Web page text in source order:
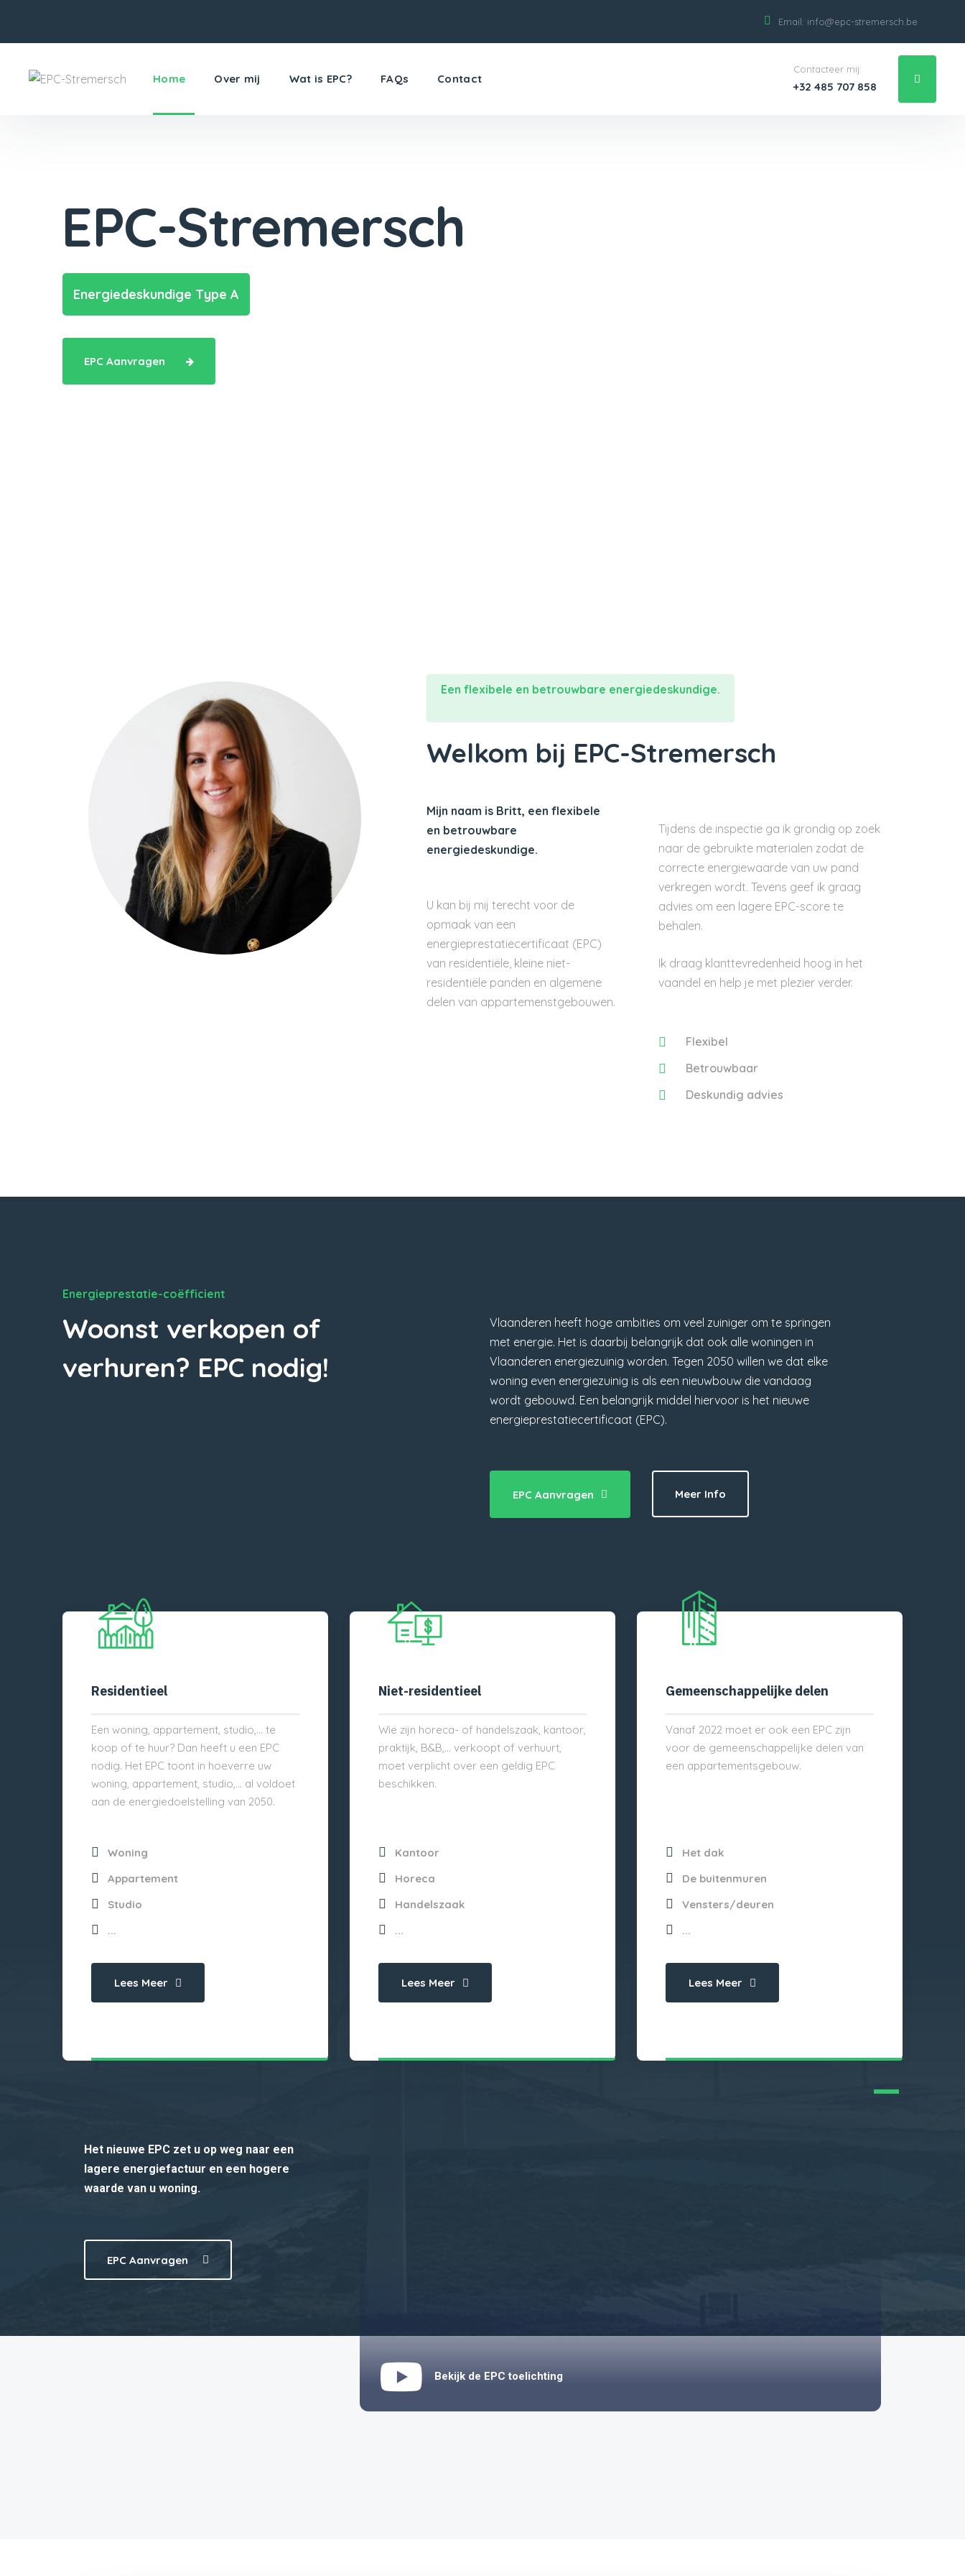
Email: info@epc-stremersch.be
Home Over mij Wat is EPC? FAQs Contact
Contacteer mij:
+32 485 707 858
EPC-Stremersch
Energiedeskundige Type A
EPC Aanvragen
Een flexibele en betrouwbare energiedeskundige.
Welkom bij EPC-Stremersch
Mijn naam is Britt, een flexibele
en betrouwbare
energiedeskundige.
U kan bij mij terecht voor de
opmaak van een
energieprestatiecertificaat (EPC)
van residentiële, kleine niet-
residentiële panden en algemene
delen van appartemenstgebouwen.
Tijdens de inspectie ga ik grondig op zoek
naar de gebruikte materialen zodat de
correcte energiewaarde van uw pand
verkregen wordt. Tevens geef ik graag
advies om een lagere EPC-score te
behalen.
Ik draag klanttevredenheid hoog in het
vaandel en help je met plezier verder.
Flexibel
Betrouwbaar
Deskundig advies
Energieprestatie-coëfficient
Woonst verkopen of
verhuren? EPC nodig!
Vlaanderen heeft hoge ambities om veel zuiniger om te springen
met energie. Het is daarbij belangrijk dat ook alle woningen in
Vlaanderen energiezuinig worden. Tegen 2050 willen we dat elke
woning even energiezuinig is als een nieuwbouw die vandaag
wordt gebouwd. Een belangrijk middel hiervoor is het nieuwe
energieprestatiecertificaat (EPC).
EPC Aanvragen Meer Info
Residentieel
Een woning, appartement, studio,… te
koop of te huur? Dan heeft u een EPC
nodig. Het EPC toont in hoeverre uw
woning, appartement, studio,… al voldoet
aan de energiedoelstelling van 2050.
Woning
Appartement
Studio
...
Lees Meer
Niet-residentieel
Wie zijn horeca- of handelszaak, kantoor,
praktijk, B&B,… verkoopt of verhuurt,
moet verplicht over een geldig EPC
beschikken.
Kantoor
Horeca
Handelszaak
...
Lees Meer
Gemeenschappelijke delen
Vanaf 2022 moet er ook een EPC zijn
voor de gemeenschappelijke delen van
een appartementsgebouw.
Het dak
De buitenmuren
Vensters/deuren
...
Lees Meer
Het nieuwe EPC zet u op weg naar een
lagere energiefactuur en een hogere
waarde van u woning.
EPC Aanvragen
Bekijk de EPC toelichting